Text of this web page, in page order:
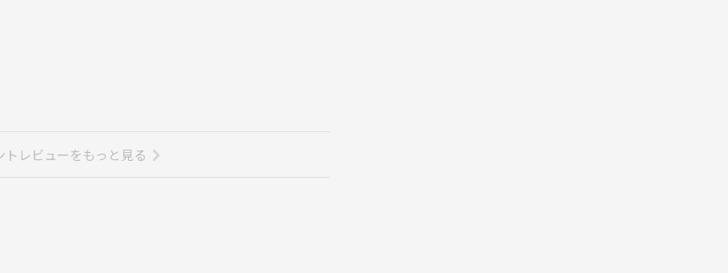
トレビューをもっと見る